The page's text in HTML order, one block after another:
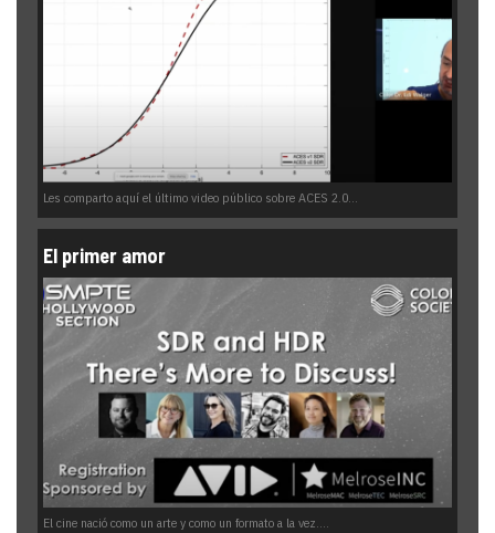
Les comparto aquí el último video público sobre ACES 2.0...
El primer amor
El cine nació como un arte y como un formato a la vez....